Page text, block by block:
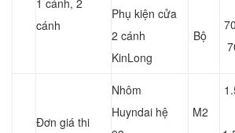
1 cánh, 2
cánh
Phụ kiện cửa
2 cánh
KinLong
Bộ
Đơn giá thi
Nhôm
Huyndai hệ
M2